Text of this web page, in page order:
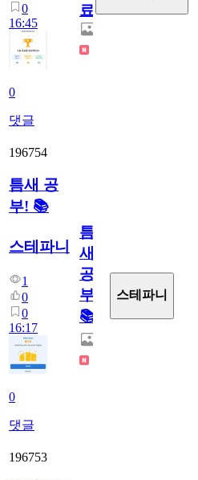
0
16:45
0
댓글
료
196754
틈새 공
부! 📚
스테파니
1
0
0
16:17
0
댓글
틈
새
공
부!
📚
스테파니
196753